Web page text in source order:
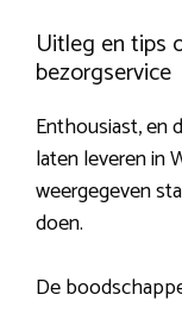
Uitleg en tips
bezorgservice
Enthousiast, en
laten leveren in
weergegeven
doen.
De